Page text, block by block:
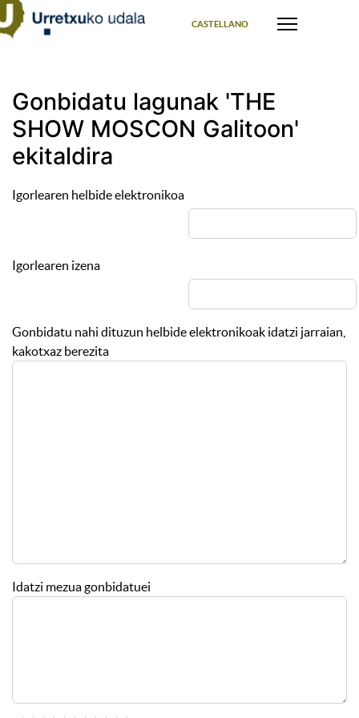
CASTELLANO
Gonbidatu lagunak 'THE
SHOW MOSCON Galitoon'
ekitaldira
Igorlearen helbide elektronikoa
Igorlearen izena
Gonbidatu nahi dituzun helbide elektronikoak idatzi jarraian,
kakotxaz berezita
Idatzi mezua gonbidatuei